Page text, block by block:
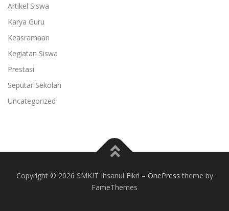
Artikel Siswa
Karya Guru
Keasramaan
Kegiatan Siswa
Prestasi
Seputar Sekolah
Uncategorized
Copyright © 2026 SMKIT Ihsanul Fikri – OnePress theme by
FameThemes